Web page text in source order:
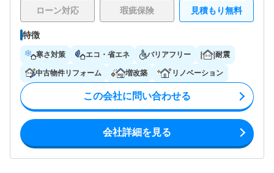
ローン対応 瑕疵保険 見積もり無料
特徴
寒さ対策 エコ・省エネ バリアフリー 耐震
中古物件リフォーム 増改築 リノベーション
この会社に問い合わせる
会社詳細を見る